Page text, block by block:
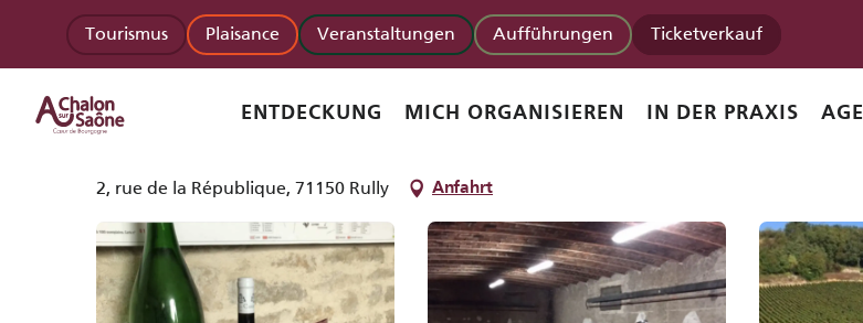
contenu
principal
Tourismus Plaisance Veranstaltungen Aufführungen Ticketverkauf
ENTDECKUNG MICH ORGANISIEREN IN DER PRAXIS
Startseite Domaine de Cardon
Domaine de Cardon
2, rue de la République, 71150 Rully Anfahrt